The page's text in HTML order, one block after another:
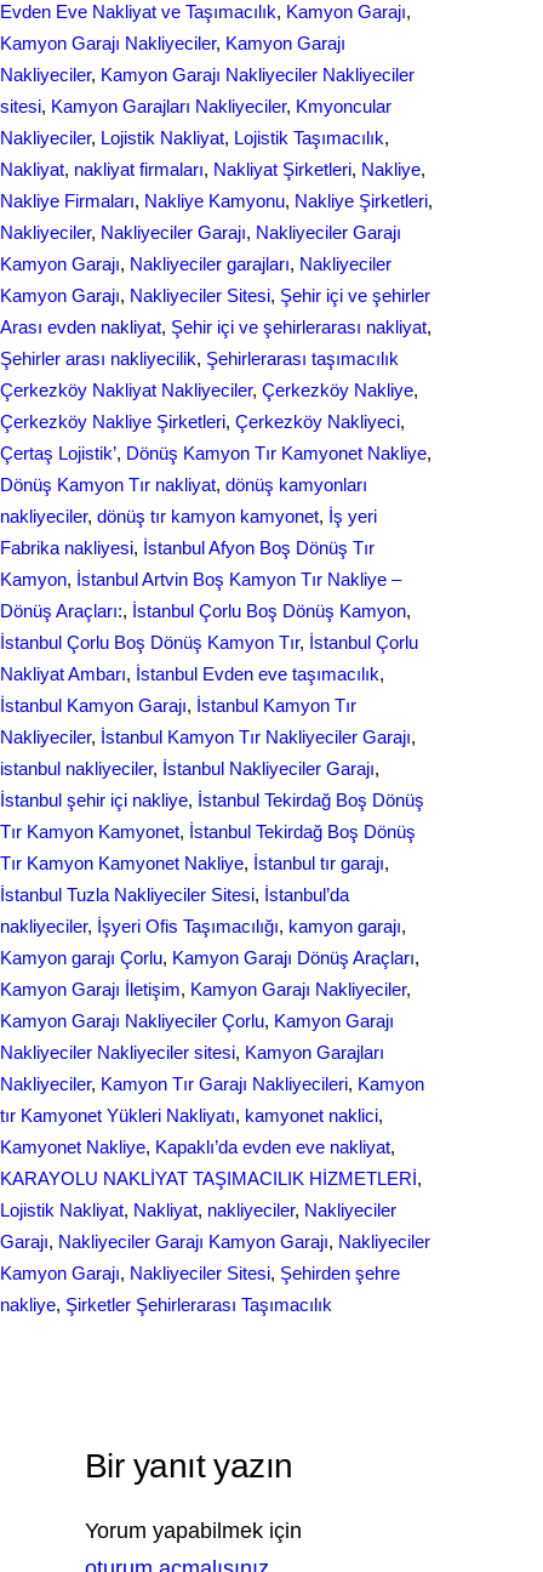
Evden Eve Nakliyat ve Taşımacılık, Kamyon Garajı
Kamyon Garajı Nakliyeciler, Kamyon Garajı
Nakliyeciler, Kamyon Garajı Nakliyeciler Nakliyeciler
sitesi, Kamyon Garajları Nakliyeciler, Kmyoncular
Nakliyeciler, Lojistik Nakliyat, Lojistik Taşımacılık
Nakliyat, nakliyat firmaları, Nakliyat Şirketleri, Nakliye
Nakliye Firmaları, Nakliye Kamyonu, Nakliye Şirketleri
Nakliyeciler, Nakliyeciler Garajı, Nakliyeciler Garajı
Kamyon Garajı, Nakliyeciler garajları, Nakliyeciler
Kamyon Garajı, Nakliyeciler Sitesi, Şehir içi ve şehirler
Arası evden nakliyat, Şehir içi ve şehirlerarası nakliyat
Şehirler arası nakliyecilik, Şehirlerarası taşımacılık
Çerkezköy Nakliyat Nakliyeciler, Çerkezköy Nakliye
Çerkezköy Nakliye Şirketleri, Çerkezköy Nakliyeci
Çertaş Lojistik’, Dönüş Kamyon Tır Kamyonet Nakliye
Dönüş Kamyon Tır nakliyat, dönüş kamyonları
nakliyeciler, dönüş tır kamyon kamyonet, İş yeri
Fabrika nakliyesi, İstanbul Afyon Boş Dönüş Tır
Kamyon, İstanbul Artvin Boş Kamyon Tır Nakliye –
Dönüş Araçları:, İstanbul Çorlu Boş Dönüş Kamyon
İstanbul Çorlu Boş Dönüş Kamyon Tır, İstanbul Çorlu
Nakliyat Ambarı, İstanbul Evden eve taşımacılık
İstanbul Kamyon Garajı, İstanbul Kamyon Tır
Nakliyeciler, İstanbul Kamyon Tır Nakliyeciler Garajı
istanbul nakliyeciler, İstanbul Nakliyeciler Garajı
İstanbul şehir içi nakliye, İstanbul Tekirdağ Boş Dönüş
Tır Kamyon Kamyonet, İstanbul Tekirdağ Boş Dönüş
Tır Kamyon Kamyonet Nakliye, İstanbul tır garajı
İstanbul Tuzla Nakliyeciler Sitesi, İstanbul’da
nakliyeciler, İşyeri Ofis Taşımacılığı, kamyon garajı
Kamyon garajı Çorlu, Kamyon Garajı Dönüş Araçları
Kamyon Garajı İletişim, Kamyon Garajı Nakliyeciler
Kamyon Garajı Nakliyeciler Çorlu, Kamyon Garajı
Nakliyeciler Nakliyeciler sitesi, Kamyon Garajları
Nakliyeciler, Kamyon Tır Garajı Nakliyecileri, Kamyon
tır Kamyonet Yükleri Nakliyatı, kamyonet naklici
Kamyonet Nakliye, Kapaklı’da evden eve nakliyat
KARAYOLU NAKLİYAT TAŞIMACILIK HİZMETLERİ
Lojistik Nakliyat, Nakliyat, nakliyeciler, Nakliyeciler
Garajı, Nakliyeciler Garajı Kamyon Garajı, Nakliyeciler
Kamyon Garajı, Nakliyeciler Sitesi, Şehirden şehre
nakliye, Şirketler Şehirlerarası Taşımacılık
Bir yanıt yazın
Yorum yapabilmek için